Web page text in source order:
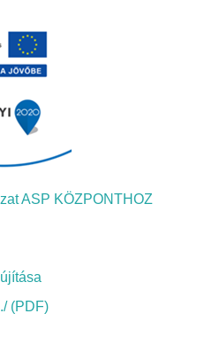
ASP KÖZPONTHOZ
(PDF)